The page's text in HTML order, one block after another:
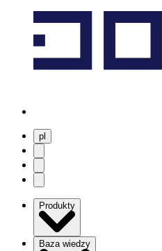
pl
Produkty
Baza wiedzy